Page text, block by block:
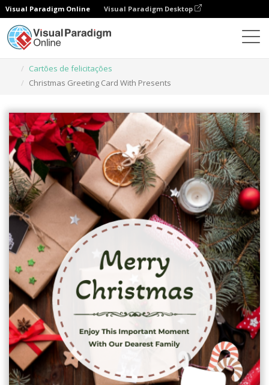
Visual Paradigm Online Visual Paradigm Desktop
Cartões de felicitações
Christmas Greeting Card With Presents